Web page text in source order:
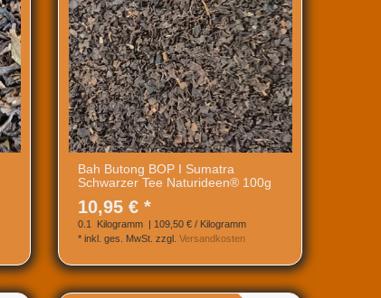
Bah Butong BOP I Sumatra
Schwarzer Tee Naturideen® 100g
10,95 € *
0.1 Kilogramm
| 109,50 € / Kilogramm
* inkl. ges. MwSt. zzgl. Versandkosten